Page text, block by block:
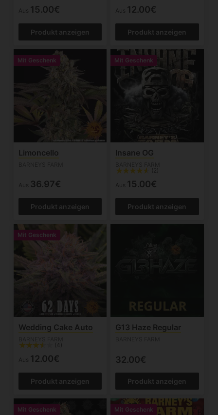
Aus 15.00€
Produkt anzeigen
Aus 12.00€
Produkt anzeigen
Mit Geschenk
Limoncello
Aus 36.97€
Produkt anzeigen
Mit Geschenk
Insane OG
(2)
Aus 15.00€
Produkt anzeigen
Mit Geschenk
Wedding Cake Auto
(4)
Aus 12.00€
Produkt anzeigen
G13 Haze Regular
32.00€
Produkt anzeigen
Mit Geschenk Mit Geschenk